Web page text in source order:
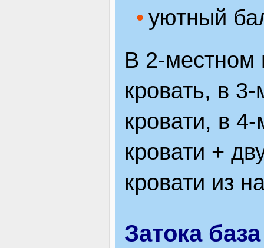
уютный
В 2-местном
кровать, в
кровати, в
кровати +
кровати из
Затока